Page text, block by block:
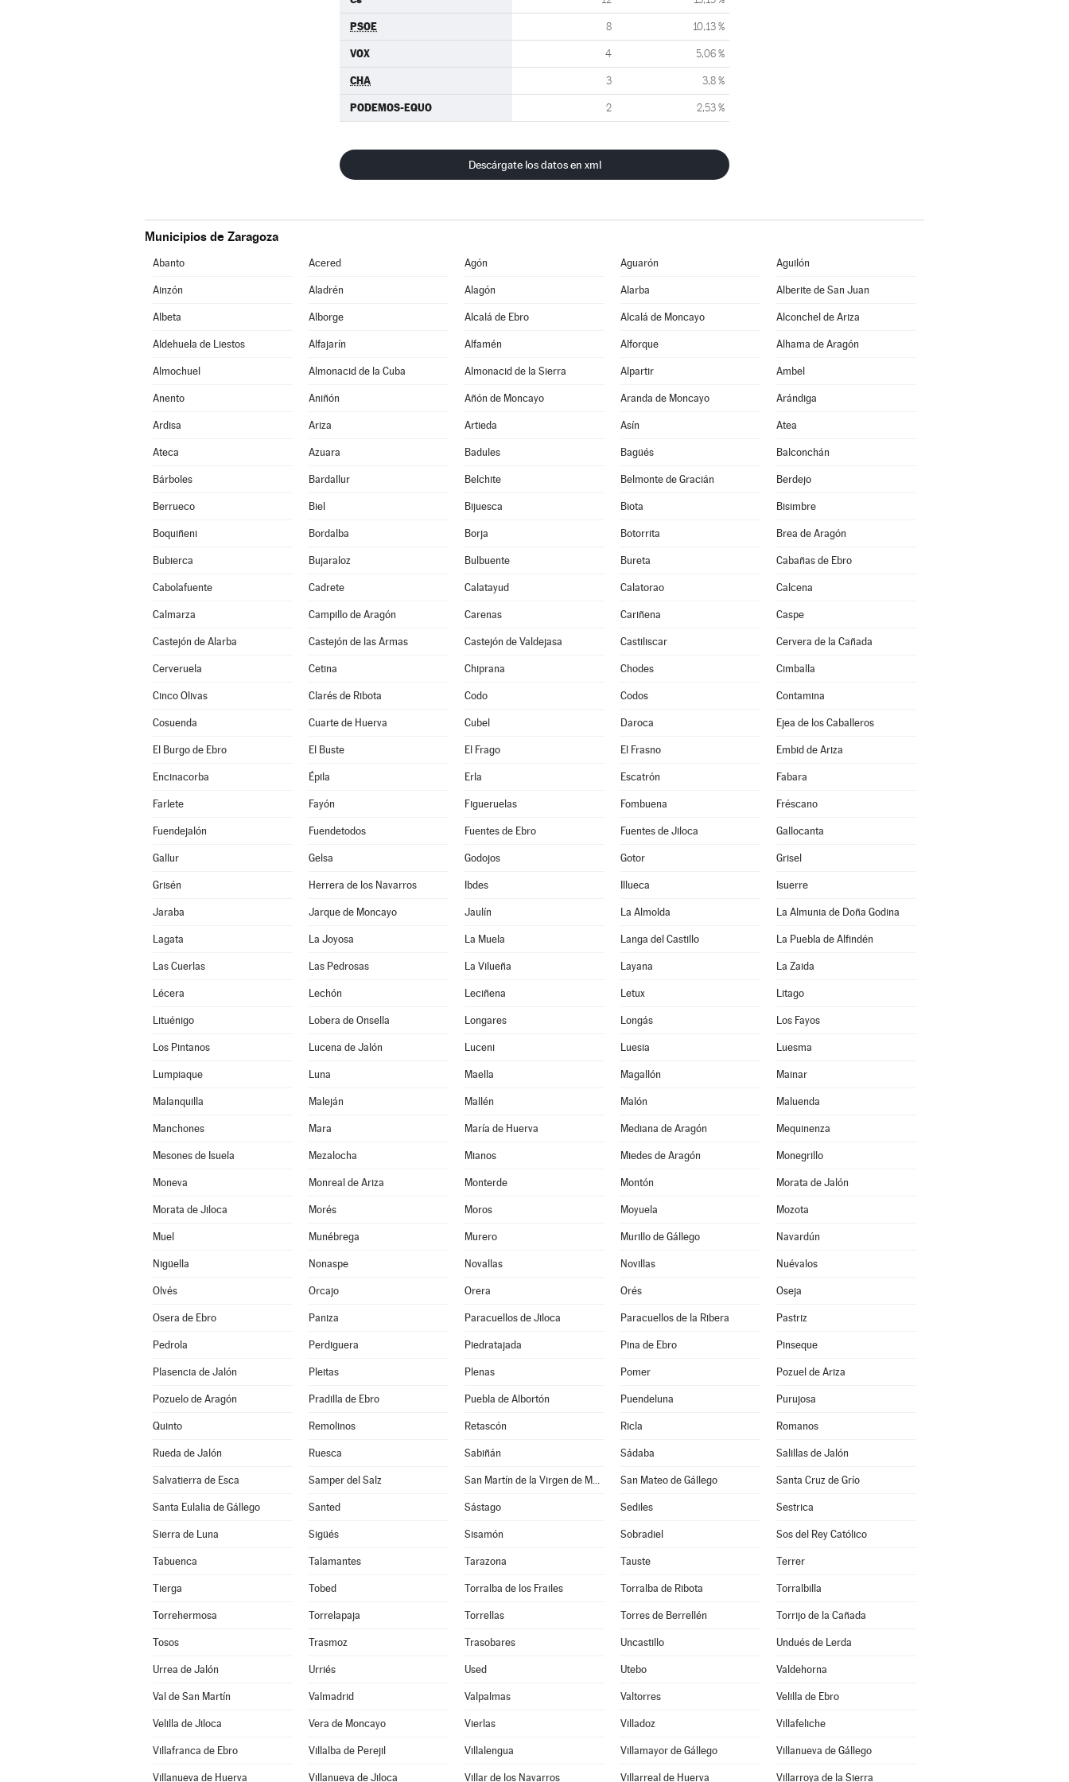
PSOE 8 10,13 %
VOX 4 5,06 %
CHA 3 3,8 %
PODEMOS-EQUO 2 2,53 %
Descárgate los datos en xml
Municipios de Zaragoza
Abanto Acered Agón Aguarón Aguilón
Ainzón Aladrén Alagón Alarba Alberite de San Juan
Albeta Alborge Alcalá de Ebro Alcalá de Moncayo Alconchel de Ariza
Aldehuela de Liestos Alfajarín Alfamén Alforque Alhama de Aragón
Almochuel Almonacid de la Cuba Almonacid de la Sierra Alpartir Ambel
Anento Aniñón Añón de Moncayo Aranda de Moncayo Arándiga
Ardisa Ariza Artieda Asín Atea
Ateca Azuara Badules Bagüés Balconchán
Bárboles Bardallur Belchite Belmonte de Gracián Berdejo
Berrueco Biel Bijuesca Biota Bisimbre
Boquiñeni Bordalba Borja Botorrita Brea de Aragón
Bubierca Bujaraloz Bulbuente Bureta Cabañas de Ebro
Cabolafuente Cadrete Calatayud Calatorao Calcena
Calmarza Campillo de Aragón Carenas Cariñena Caspe
Castejón de Alarba Castejón de las Armas Castejón de Valdejasa Castiliscar Cervera de la Cañada
Cerveruela Cetina Chiprana Chodes Cimballa
Cinco Olivas Clarés de Ribota Codo Codos Contamina
Cosuenda Cuarte de Huerva Cubel Daroca Ejea de los Caballeros
El Burgo de Ebro El Buste El Frago El Frasno Embid de Ariza
Encinacorba Épila Erla Escatrón Fabara
Farlete Fayón Figueruelas Fombuena Fréscano
Fuendejalón Fuendetodos Fuentes de Ebro Fuentes de Jiloca Gallocanta
Gallur Gelsa Godojos Gotor Grisel
Grisén Herrera de los Navarros Ibdes Illueca Isuerre
Jaraba Jarque de Moncayo Jaulín La Almolda La Almunia de Doña Godina
Lagata La Joyosa La Muela Langa del Castillo La Puebla de Alfindén
Las Cuerlas Las Pedrosas La Vilueña Layana La Zaida
Lécera Lechón Leciñena Letux Litago
Lituénigo Lobera de Onsella Longares Longás Los Fayos
Los Pintanos Lucena de Jalón Luceni Luesia Luesma
Lumpiaque Luna Maella Magallón Mainar
Malanquilla Maleján Mallén Malón Maluenda
Manchones Mara María de Huerva Mediana de Aragón Mequinenza
Mesones de Isuela Mezalocha Mianos Miedes de Aragón Monegrillo
Moneva Monreal de Ariza Monterde Montón Morata de Jalón
Morata de Jiloca Morés Moros Moyuela Mozota
Muel Munébrega Murero Murillo de Gállego Navardún
Nigüella Nonaspe Novallas Novillas Nuévalos
Olvés Orcajo Orera Orés Oseja
Osera de Ebro Paniza Paracuellos de Jiloca Paracuellos de la Ribera Pastriz
Pedrola Perdiguera Piedratajada Pina de Ebro Pinseque
Plasencia de Jalón Pleitas Plenas Pomer Pozuel de Ariza
Pozuelo de Aragón Pradilla de Ebro Puebla de Albortón Puendeluna Purujosa
Quinto Remolinos Retascón Ricla Romanos
Rueda de Jalón Ruesca Sabiñán Sádaba Salillas de Jalón
Salvatierra de Esca Samper del Salz San Martín de la Virgen de Moncayo San Mateo de Gállego Santa Cruz de Grío
Santa Eulalia de Gállego Santed Sástago Sediles Sestrica
Sierra de Luna Sigüés Sisamón Sobradiel Sos del Rey Católico
Tabuenca Talamantes Tarazona Tauste Terrer
Tierga Tobed Torralba de los Frailes Torralba de Ribota Torralbilla
Torrehermosa Torrelapaja Torrellas Torres de Berrellén Torrijo de la Cañada
Tosos Trasmoz Trasobares Uncastillo Undués de Lerda
Urrea de Jalón Urriés Used Utebo Valdehorna
Val de San Martín Valmadrid Valpalmas Valtorres Velilla de Ebro
Velilla de Jiloca Vera de Moncayo Vierlas Villadoz Villafeliche
Villafranca de Ebro Villalba de Perejil Villalengua Villamayor de Gállego Villanueva de Gállego
Villanueva de Huerva Villanueva de Jiloca Villar de los Navarros Villarreal de Huerva Villarroya de la Sierra